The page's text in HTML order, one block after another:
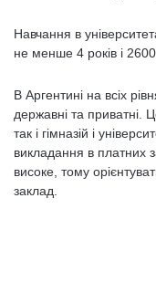
Навчання в
не менше 4 років і
В Аргентині на всіх
державні та приватні.
так і гімназій і
викладання в платних
високе, тому
заклад.